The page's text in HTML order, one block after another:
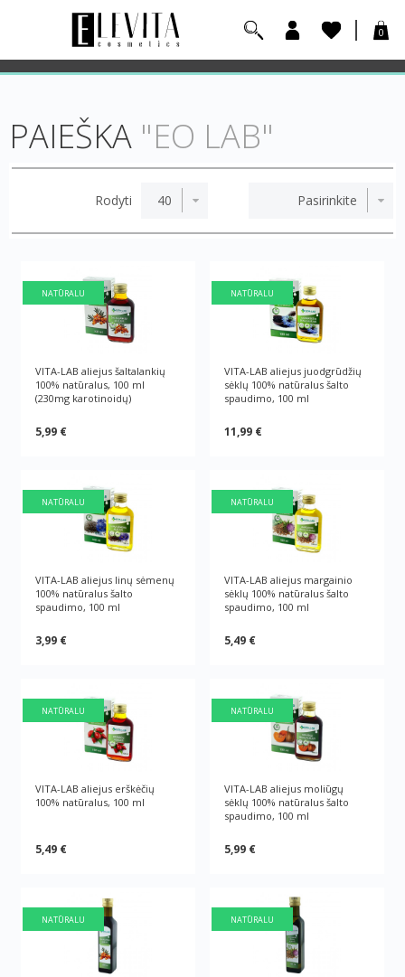
0
PAIEŠKA "EO LAB"
Rodyti
NATŪRALU
VITA-LAB aliejus šaltalankių
100% natūralus, 100 ml
(230mg karotinoidų)
5,99 €
NATŪRALU
VITA-LAB aliejus juodgrūdžių
sėklų 100% natūralus šalto
spaudimo, 100 ml
11,99 €
NATŪRALU
VITA-LAB aliejus linų sėmenų
100% natūralus šalto
spaudimo, 100 ml
3,99 €
NATŪRALU
VITA-LAB aliejus margainio
sėklų 100% natūralus šalto
spaudimo, 100 ml
5,49 €
NATŪRALU
VITA-LAB aliejus erškėčių
100% natūralus, 100 ml
5,49 €
NATŪRALU
VITA-LAB aliejus moliūgų
sėklų 100% natūralus šalto
spaudimo, 100 ml
5,99 €
NATŪRALU NATŪRALU